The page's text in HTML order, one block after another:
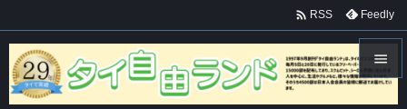

 RSS Feedly